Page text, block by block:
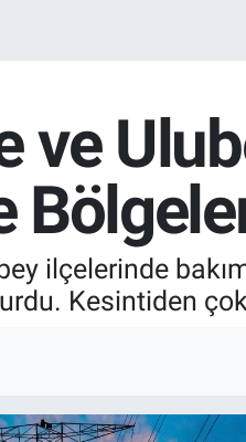
ve
ilçelerinde
Kesintiden